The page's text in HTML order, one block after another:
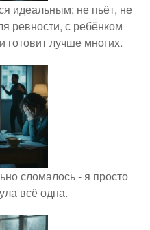
идеальным: не пьёт, не
ревности, с ребёнком
готовит лучше многих.
сломалось - я просто
всё одна.